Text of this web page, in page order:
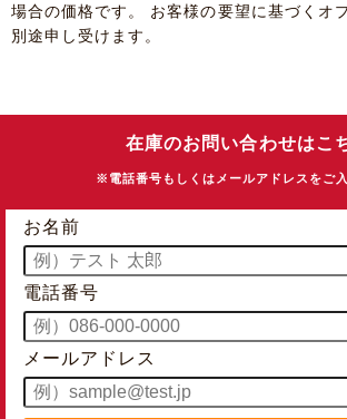
場合の価格です。 お客様の要望に基づくオ
別途申し受けます。
在庫のお問い合わせはこ
※電話番号もしくはメールアドレスをご
お名前
電話番号
メールアドレス